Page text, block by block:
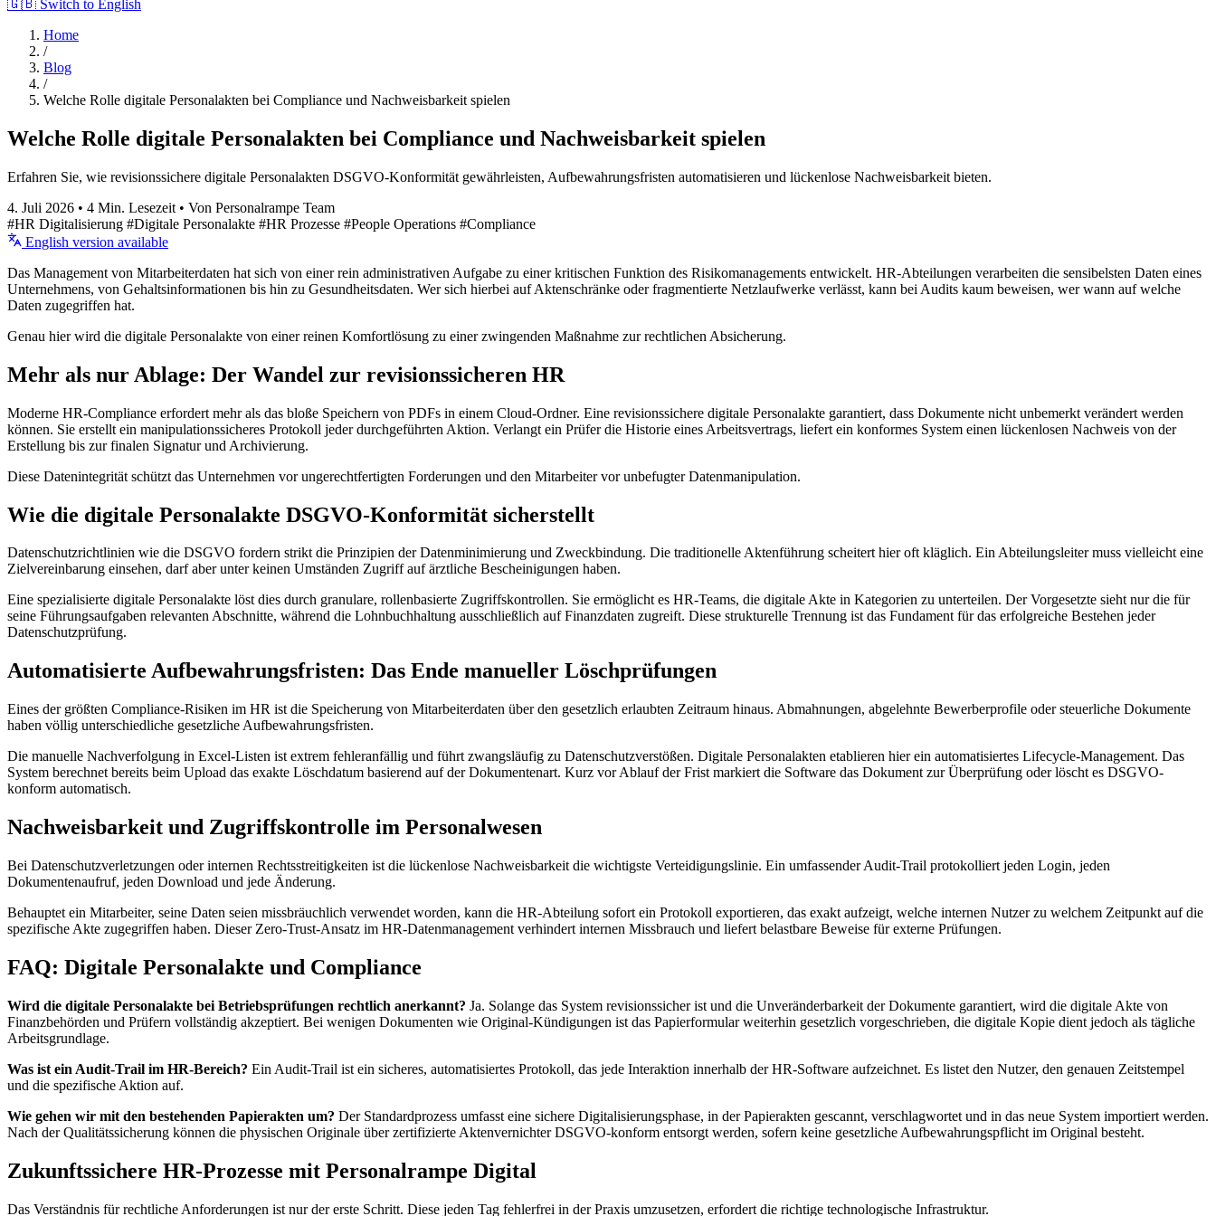
🇬🇧 Switch to English
Home
/
Blog
/
Welche Rolle digitale Personalakten bei Compliance und Nachweisbarkeit spielen
Welche Rolle digitale Personalakten bei Compliance und Nachweisbarkeit spielen
Erfahren Sie, wie revisionssichere digitale Personalakten DSGVO-Konformität gewährleisten, Aufbewahrungsfristen automatisieren und lückenlose Nachweisbarkeit bieten.
4. Juli 2026 • 4 Min. Lesezeit • Von Personalrampe Team
#HR Digitalisierung #Digitale Personalakte #HR Prozesse #People Operations #Compliance
English version available
Das Management von Mitarbeiterdaten hat sich von einer rein administrativen Aufgabe zu einer kritischen Funktion des Risikomanagements entwickelt. HR-Abteilungen verarbeiten die sensibelsten Daten eines
Unternehmens, von Gehaltsinformationen bis hin zu Gesundheitsdaten. Wer sich hierbei auf Aktenschränke oder fragmentierte Netzlaufwerke verlässt, kann bei Audits kaum beweisen, wer wann auf welche
Daten zugegriffen hat.
Genau hier wird die digitale Personalakte von einer reinen Komfortlösung zu einer zwingenden Maßnahme zur rechtlichen Absicherung.
Mehr als nur Ablage: Der Wandel zur revisionssicheren HR
Moderne HR-Compliance erfordert mehr als das bloße Speichern von PDFs in einem Cloud-Ordner. Eine revisionssichere digitale Personalakte garantiert, dass Dokumente nicht unbemerkt verändert werden
können. Sie erstellt ein manipulationssicheres Protokoll jeder durchgeführten Aktion. Verlangt ein Prüfer die Historie eines Arbeitsvertrags, liefert ein konformes System einen lückenlosen Nachweis von der
Erstellung bis zur finalen Signatur und Archivierung.
Diese Datenintegrität schützt das Unternehmen vor ungerechtfertigten Forderungen und den Mitarbeiter vor unbefugter Datenmanipulation.
Wie die digitale Personalakte DSGVO-Konformität sicherstellt
Datenschutzrichtlinien wie die DSGVO fordern strikt die Prinzipien der Datenminimierung und Zweckbindung. Die traditionelle Aktenführung scheitert hier oft kläglich. Ein Abteilungsleiter muss vielleicht eine
Zielvereinbarung einsehen, darf aber unter keinen Umständen Zugriff auf ärztliche Bescheinigungen haben.
Eine spezialisierte digitale Personalakte löst dies durch granulare, rollenbasierte Zugriffskontrollen. Sie ermöglicht es HR-Teams, die digitale Akte in Kategorien zu unterteilen. Der Vorgesetzte sieht nur die für
seine Führungsaufgaben relevanten Abschnitte, während die Lohnbuchhaltung ausschließlich auf Finanzdaten zugreift. Diese strukturelle Trennung ist das Fundament für das erfolgreiche Bestehen jeder
Datenschutzprüfung.
Automatisierte Aufbewahrungsfristen: Das Ende manueller Löschprüfungen
Eines der größten Compliance-Risiken im HR ist die Speicherung von Mitarbeiterdaten über den gesetzlich erlaubten Zeitraum hinaus. Abmahnungen, abgelehnte Bewerberprofile oder steuerliche Dokumente
haben völlig unterschiedliche gesetzliche Aufbewahrungsfristen.
Die manuelle Nachverfolgung in Excel-Listen ist extrem fehleranfällig und führt zwangsläufig zu Datenschutzverstößen. Digitale Personalakten etablieren hier ein automatisiertes Lifecycle-Management. Das
System berechnet bereits beim Upload das exakte Löschdatum basierend auf der Dokumentenart. Kurz vor Ablauf der Frist markiert die Software das Dokument zur Überprüfung oder löscht es DSGVO-
konform automatisch.
Nachweisbarkeit und Zugriffskontrolle im Personalwesen
Bei Datenschutzverletzungen oder internen Rechtsstreitigkeiten ist die lückenlose Nachweisbarkeit die wichtigste Verteidigungslinie. Ein umfassender Audit-Trail protokolliert jeden Login, jeden
Dokumentenaufruf, jeden Download und jede Änderung.
Behauptet ein Mitarbeiter, seine Daten seien missbräuchlich verwendet worden, kann die HR-Abteilung sofort ein Protokoll exportieren, das exakt aufzeigt, welche internen Nutzer zu welchem Zeitpunkt auf die
spezifische Akte zugegriffen haben. Dieser Zero-Trust-Ansatz im HR-Datenmanagement verhindert internen Missbrauch und liefert belastbare Beweise für externe Prüfungen.
FAQ: Digitale Personalakte und Compliance
Wird die digitale Personalakte bei Betriebsprüfungen rechtlich anerkannt? Ja. Solange das System revisionssicher ist und die Unveränderbarkeit der Dokumente garantiert, wird die digitale Akte von
Finanzbehörden und Prüfern vollständig akzeptiert. Bei wenigen Dokumenten wie Original-Kündigungen ist das Papierformular weiterhin gesetzlich vorgeschrieben, die digitale Kopie dient jedoch als tägliche
Arbeitsgrundlage.
Was ist ein Audit-Trail im HR-Bereich? Ein Audit-Trail ist ein sicheres, automatisiertes Protokoll, das jede Interaktion innerhalb der HR-Software aufzeichnet. Es listet den Nutzer, den genauen Zeitstempel
und die spezifische Aktion auf.
Wie gehen wir mit den bestehenden Papierakten um? Der Standardprozess umfasst eine sichere Digitalisierungsphase, in der Papierakten gescannt, verschlagwortet und in das neue System importiert werden.
Nach der Qualitätssicherung können die physischen Originale über zertifizierte Aktenvernichter DSGVO-konform entsorgt werden, sofern keine gesetzliche Aufbewahrungspflicht im Original besteht.
Zukunftssichere HR-Prozesse mit Personalrampe Digital
Das Verständnis für rechtliche Anforderungen ist nur der erste Schritt. Diese jeden Tag fehlerfrei in der Praxis umzusetzen, erfordert die richtige technologische Infrastruktur.